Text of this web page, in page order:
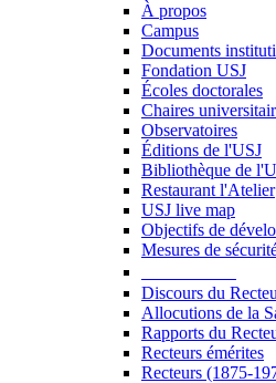
À propos
Campus
Documents
Fondation USJ
Écoles doctorales
Chaires
Observatoires
Éditions de l'USJ
Bibliothèque de
Restaurant l'Atelier
USJ live map
Objectifs de
Mesures de
Discours du
Allocutions de la
Rapports du
Recteurs émérites
Recteurs (1875-